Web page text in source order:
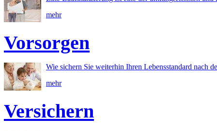
mehr
Vorsorgen
Wie sichern Sie weiterhin Ihren Lebensstandard nach
mehr
Versichern